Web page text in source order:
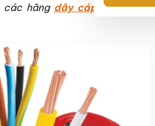
các hãng dây cáp điệnhàng